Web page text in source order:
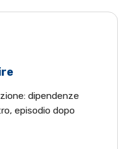
dipendenze
episodio dopo